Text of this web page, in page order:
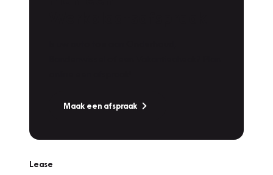
Maak een afspraak
Lease